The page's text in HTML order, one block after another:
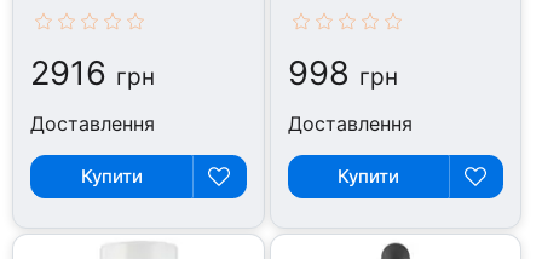
60 мл
2916 грн
Доставлення
Купити
998 грн
Доставлення
Купити